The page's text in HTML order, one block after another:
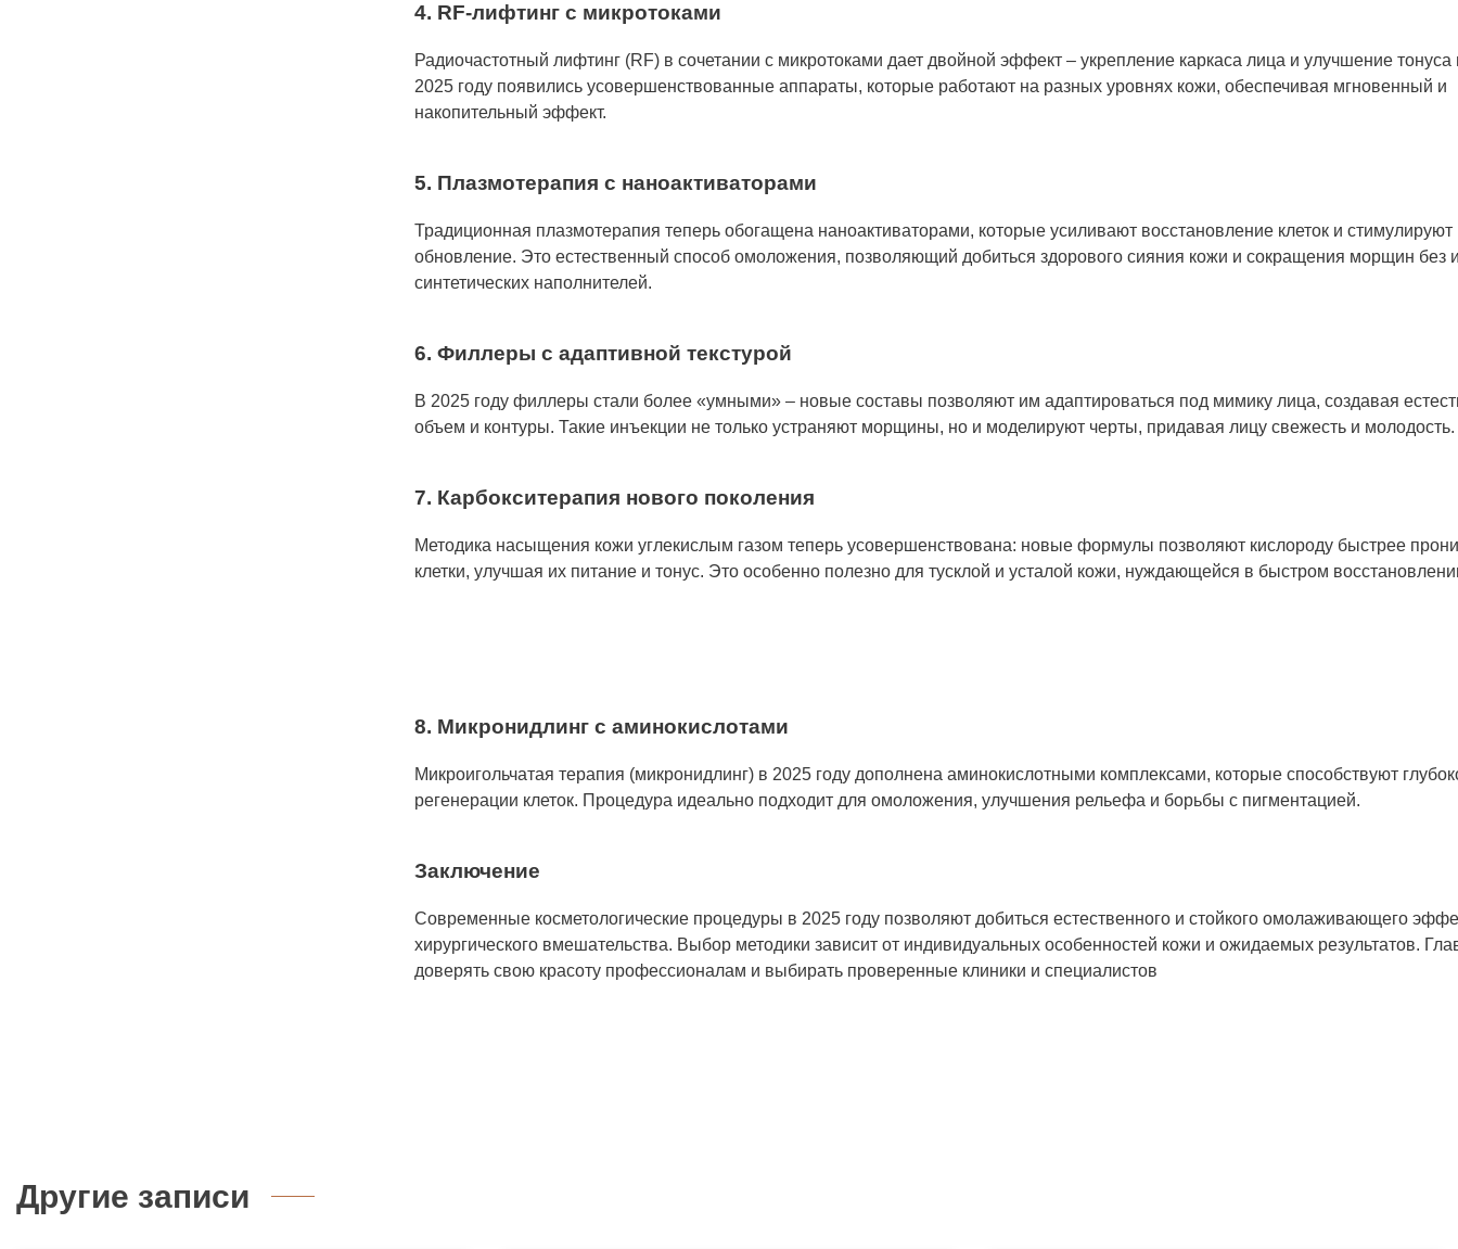
4. RF-лифтинг с микротоками
Радиочастотный лифтинг (RF) в сочетании с микротоками дает двойной эффект – укрепление каркаса лица и улучшение
2025 году появились усовершенствованные аппараты, которые работают на разных уровнях кожи, обеспечивая мгновенный и
накопительный эффект.
5. Плазмотерапия с наноактиваторами
Традиционная плазмотерапия теперь обогащена наноактиваторами, которые усиливают восстановление клеток и стимулируют
обновление. Это естественный способ омоложения, позволяющий добиться здорового сияния кожи и сокращения морщин без
синтетических наполнителей.
6. Филлеры с адаптивной текстурой
В 2025 году филлеры стали более «умными» – новые составы позволяют им адаптироваться под мимику лица, создавая
объем и контуры. Такие инъекции не только устраняют морщины, но и моделируют черты, придавая лицу свежесть и молодость.
7. Карбокситерапия нового поколения
Методика насыщения кожи углекислым газом теперь усовершенствована: новые формулы позволяют кислороду быстрее
клетки, улучшая их питание и тонус. Это особенно полезно для тусклой и усталой кожи, нуждающейся в быстром
8. Микронидлинг с аминокислотами
Микроигольчатая терапия (микронидлинг) в 2025 году дополнена аминокислотными комплексами, которые способствуют
регенерации клеток. Процедура идеально подходит для омоложения, улучшения рельефа и борьбы с пигментацией.
Заключение
Современные косметологические процедуры в 2025 году позволяют добиться естественного и стойкого омолаживающего
хирургического вмешательства. Выбор методики зависит от индивидуальных особенностей кожи и ожидаемых результатов.
доверять свою красоту профессионалам и выбирать проверенные клиники и специалистов
Другие записи